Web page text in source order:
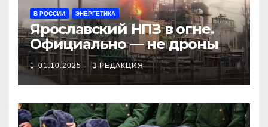
В РОССИИ ЭНЕРГЕТИКА
Ярославский НПЗ в огне.
Официально — не дроны
01.10.2025 РЕДАКЦИЯ